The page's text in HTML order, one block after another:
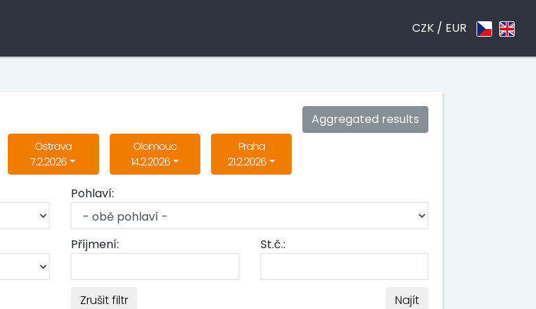
CZK / EUR
Aggregated results
Ostrava
7.2.2026
Olomouc
14.2.2026
Praha
21.2.2026
Pohlaví:
Příjmení: St.č.:
Zrušit filtr Najít